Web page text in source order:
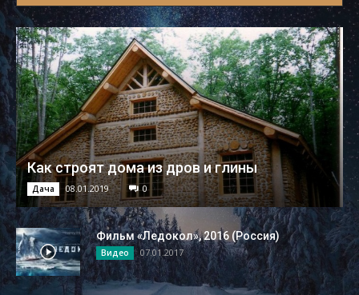
Как строят дома из дров и глины
Дача 08.01.2019 0
Фильм «Ледокол», 2016 (Россия)
Видео 07.01.2017